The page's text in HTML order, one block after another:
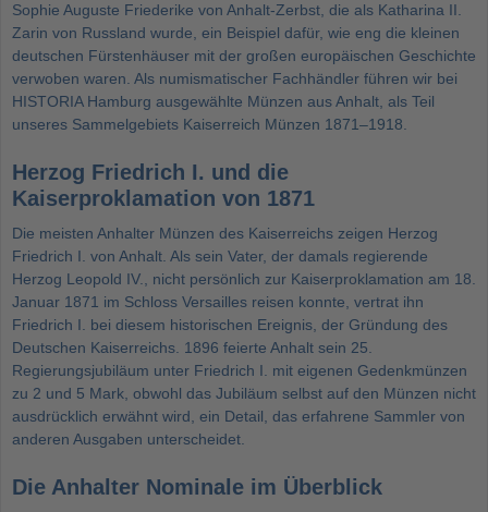
Sophie Auguste Friederike von Anhalt-Zerbst, die als Katharina II.
Zarin von Russland wurde, ein Beispiel dafür, wie eng die kleinen
deutschen Fürstenhäuser mit der großen europäischen Geschichte
verwoben waren. Als numismatischer Fachhändler führen wir bei
HISTORIA Hamburg ausgewählte Münzen aus Anhalt, als Teil
unseres Sammelgebiets Kaiserreich Münzen 1871–1918
Herzog Friedrich I. und die
Kaiserproklamation von 1871
Die meisten Anhalter Münzen des Kaiserreichs zeigen Herzog
Friedrich I. von Anhalt. Als sein Vater, der damals regierende
Herzog Leopold IV., nicht persönlich zur Kaiserproklamation am 18.
Januar 1871 im Schloss Versailles reisen konnte, vertrat ihn
Friedrich I. bei diesem historischen Ereignis, der Gründung des
Deutschen Kaiserreichs. 1896 feierte Anhalt sein 25.
Regierungsjubiläum unter Friedrich I. mit eigenen Gedenkmünzen
zu 2 und 5 Mark, obwohl das Jubiläum selbst auf den Münzen nicht
ausdrücklich erwähnt wird, ein Detail, das erfahrene Sammler von
anderen Ausgaben unterscheidet.
Die Anhalter Nominale im Überblick